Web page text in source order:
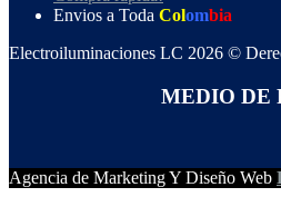
Envios a Toda Colombia
Electroiluminaciones LC 2026 ©
MEDIO DE
Agencia de Marketing Y Diseño Web